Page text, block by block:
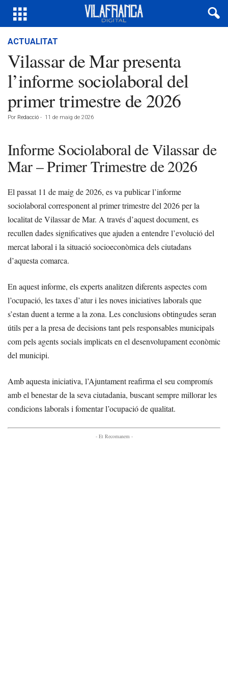
ACTUALITAT
Vilassar de Mar presenta
l’informe sociolaboral del
primer trimestre de 2026
Por Redacció - 11 de maig de 2026
Informe Sociolaboral de Vilassar de
Mar – Primer Trimestre de 2026
El passat 11 de maig de 2026, es va publicar l’informe
sociolaboral corresponent al primer trimestre del 2026 per la
localitat de Vilassar de Mar. A través d’aquest document, es
recullen dades significatives que ajuden a entendre l’evolució del
mercat laboral i la situació socioeconòmica dels ciutadans
d’aquesta comarca.
En aquest informe, els experts analitzen diferents aspectes com
l’ocupació, les taxes d’atur i les noves iniciatives laborals que
s’estan duent a terme a la zona. Les conclusions obtingudes seran
útils per a la presa de decisions tant pels responsables municipals
com pels agents socials implicats en el desenvolupament econòmic
del municipi.
Amb aquesta iniciativa, l’Ajuntament reafirma el seu compromís
amb el benestar de la seva ciutadania, buscant sempre millorar les
condicions laborals i fomentar l’ocupació de qualitat.
- Et Recomanem -